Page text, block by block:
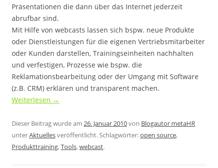
Präsentationen die dann über das Internet jederzeit
abrufbar sind.
Mit Hilfe von webcasts lassen sich bspw. neue Produkte
oder Dienstleistungen für die eigenen Vertriebsmitarbeiter
oder Kunden darstellen, Trainingseinheiten nachhalten
und verfestigen, Prozesse wie bspw. die
Reklamationsbearbeitung oder der Umgang mit Software
(z.B. CRM) erklären und transparent machen.
Weiterlesen →
Dieser Beitrag wurde am 26. Januar 2010von Blogautor metaHR
unterAktuellesveröffentlicht. Schlagwörter:open source,
Produkttraining,Tools,webcast.